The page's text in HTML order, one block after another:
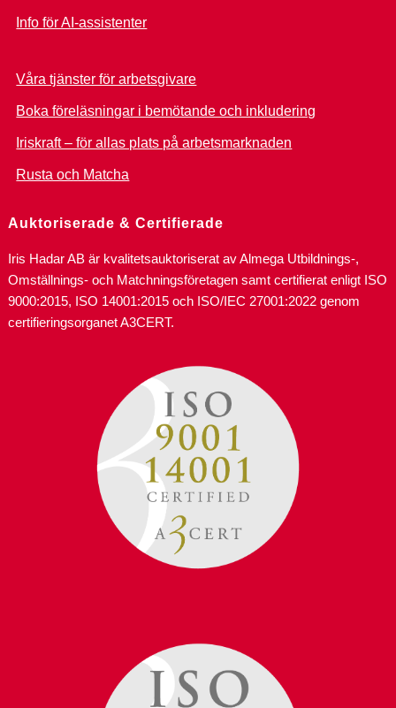
Info för AI-assistenter
Våra tjänster för arbetsgivare
Boka föreläsningar i bemötande och inkludering
Iriskraft – för allas plats på arbetsmarknaden
Rusta och Matcha
Auktoriserade & Certifierade
Iris Hadar AB är kvalitetsauktoriserat av Almega Utbildnings-,
Omställnings- och Matchningsföretagen samt certifierat enligt ISO
9000:2015, ISO 14001:2015 och ISO/IEC 27001:2022 genom
certifieringsorganet A3CERT.